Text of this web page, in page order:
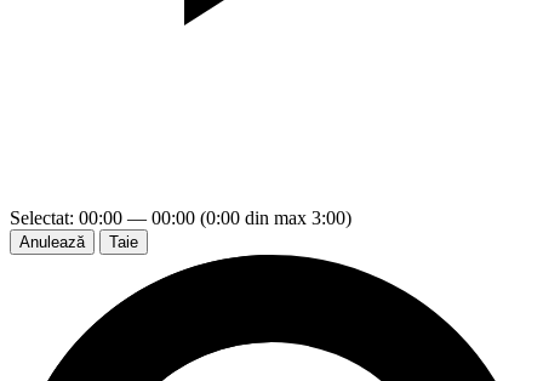
Selectat: 00:00 — 00:00 (0:00 din max 3:00)
Anulează Taie